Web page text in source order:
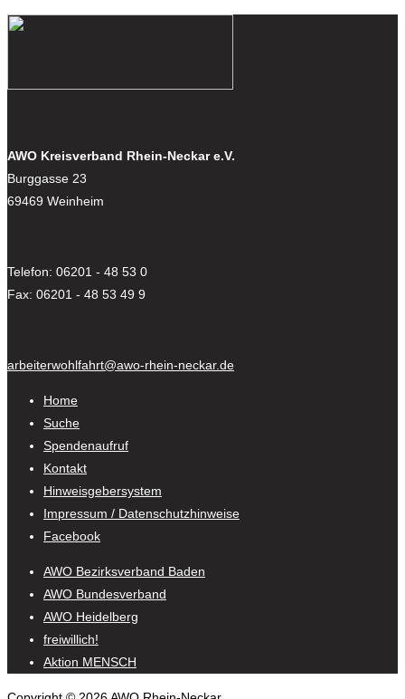
AWO Kreisverband Rhein-Neckar e.V.
Burggasse 23
69469 Weinheim
Telefon: 06201 - 48 53 0
Fax: 06201 - 48 53 49 9
arbeiterwohlfahrt@awo-rhein-neckar.de
Home
Suche
Spendenaufruf
Kontakt
Hinweisgebersystem
Impressum / Datenschutzhinweise
Facebook
AWO Bezirksverband Baden
AWO Bundesverband
AWO Heidelberg
freiwillich!
Aktion MENSCH